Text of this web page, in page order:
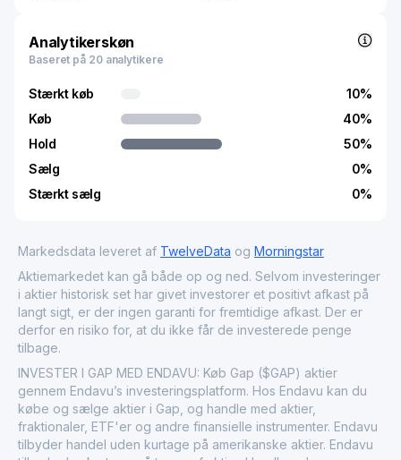
Analytikerskøn
Baseret på 20 analytikere
Stærkt køb
Køb
Hold
Sælg
Stærkt sælg
10%
40%
50%
0%
0%
Markedsdata leveret af TwelveData og Morningstar
Aktiemarkedet kan gå både op og ned. Selvom investeringer
i aktier historisk set har givet investorer et positivt afkast på
langt sigt, er der ingen garanti for fremtidige afkast. Der er
derfor en risiko for, at du ikke får de investerede penge
tilbage.
INVESTER I GAP MED ENDAVU: Køb Gap ($GAP) aktier
gennem Endavu’s investeringsplatform. Hos Endavu kan du
købe og sælge aktier i Gap, og handle med aktier,
fraktionaler, ETF'er og andre finansielle instrumenter. Endavu
tilbyder handel uden kurtage på amerikanske aktier. Endavu